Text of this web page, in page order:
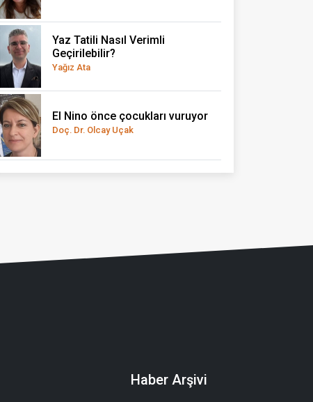
Yaz Tatili Nasıl Verimli
Geçirilebilir?
Yağız Ata
El Nino önce çocukları vuruyor
Doç. Dr. Olcay Uçak
Haber Arşivi